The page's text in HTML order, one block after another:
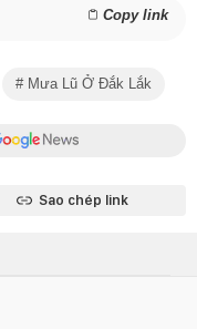
Copy link
Mưa Lũ Ở Đắk Lắk
Sao chép link